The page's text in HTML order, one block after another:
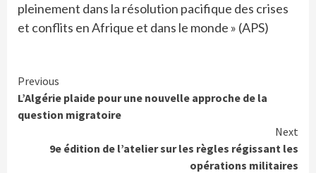
pleinement dans la résolution pacifique des crises
et conflits en Afrique et dans le monde » (APS)
Continue
Reading
Previous
L’Algérie plaide pour une nouvelle approche de la
question migratoire
Next
9e édition de l’atelier sur les règles régissant les
opérations militaires